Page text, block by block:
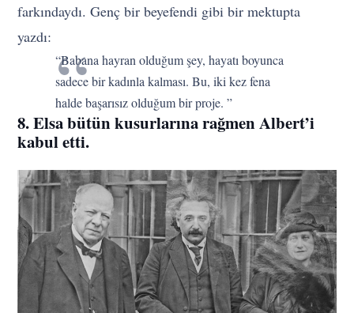
farkındaydı. Genç bir beyefendi gibi bir mektupta
yazdı:
“Babana hayran olduğum şey, hayatı boyunca
sadece bir kadınla kalması. Bu, iki kez fena
halde başarısız olduğum bir proje. ”
8. Elsa bütün kusurlarına rağmen Albert’i
kabul etti.